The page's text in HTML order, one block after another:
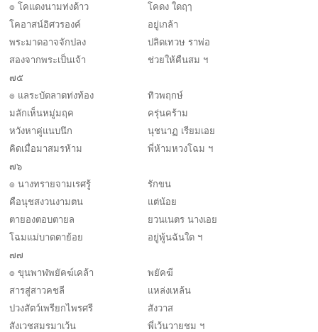
๏ โคแดงนามท่งด้าว
โคดง ใดฤๅ
โคอาสน์อิศวรองค์
อยู่เกล้า
พระมาดอาจจักปลง
ปลิดเทวษ ราพ่อ
สองจากพระเป็นเจ้า
ช่วยให้คืนสม ฯ
๗๕
๏ แลระบัดลาดท่งท้อง
ทิวพฤกษ์
มลักเห็นหมู่มฤค
ครุ่นคร้าม
หวังหาคู่แนบนึก
นุชนาฏ เรียมเอย
คิดเมื่อมาสมรห้าม
พี่ห้ามหวงโฉม ฯ
๗๖
๏ นางทรายจามเรศรู้
รักขน
คือนุชสงวนงามตน
แต่น้อย
ตายองตอบตายล
ยวนเนตร นางเอย
โฉมแม่บาดตาย้อย
อยู่พู้นฉันใด ฯ
๗๗
๏ ขุนพาฬพยัคฆ์เคล้า
พยัคฆี
สารสู่สาวคชลี
แหล่งเหล้น
ปวงสัตว์เพรียกไพรศรี
สังวาส
สังเวชสมรมาเว้น
พี่เว้นวายชม ฯ